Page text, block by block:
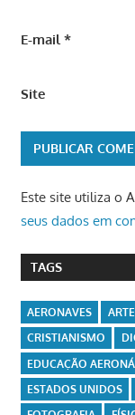
E-mail*
Site
Este site utiliza o
seus dados em
TAGS
AERONAVES ARTE
CRISTIANISMO
EDUCAÇÃO
ESTADOS UNIDOS